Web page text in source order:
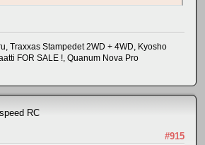
Traxxas Stampedet 2WD + 4WD, Kyosho
FOR SALE !, Quanum Nova Pro
RC
#915